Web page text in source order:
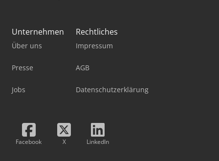
Unternehmen
Über uns
Presse
Jobs
Rechtliches
Impressum
AGB
Datenschutzerklärung
Facebook X LinkedIn